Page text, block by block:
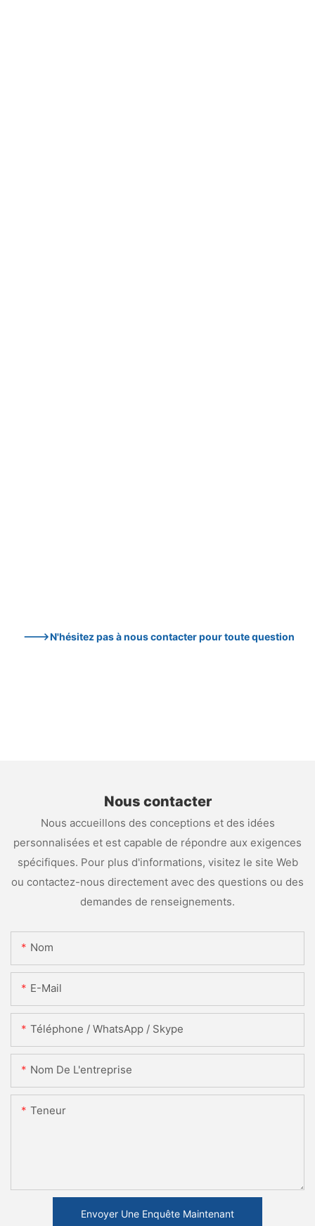
--->N'hésitez pas à nous contacter pour toute question
Nous contacter
Nous accueillons des conceptions et des idées
personnalisées et est capable de répondre aux exigences
spécifiques. Pour plus d'informations, visitez le site Web
ou contactez-nous directement avec des questions ou des
demandes de renseignements.
Nom
E-Mail
Téléphone / WhatsApp / Skype
Nom De L'entreprise
Teneur
Envoyer Une Enquête Maintenant